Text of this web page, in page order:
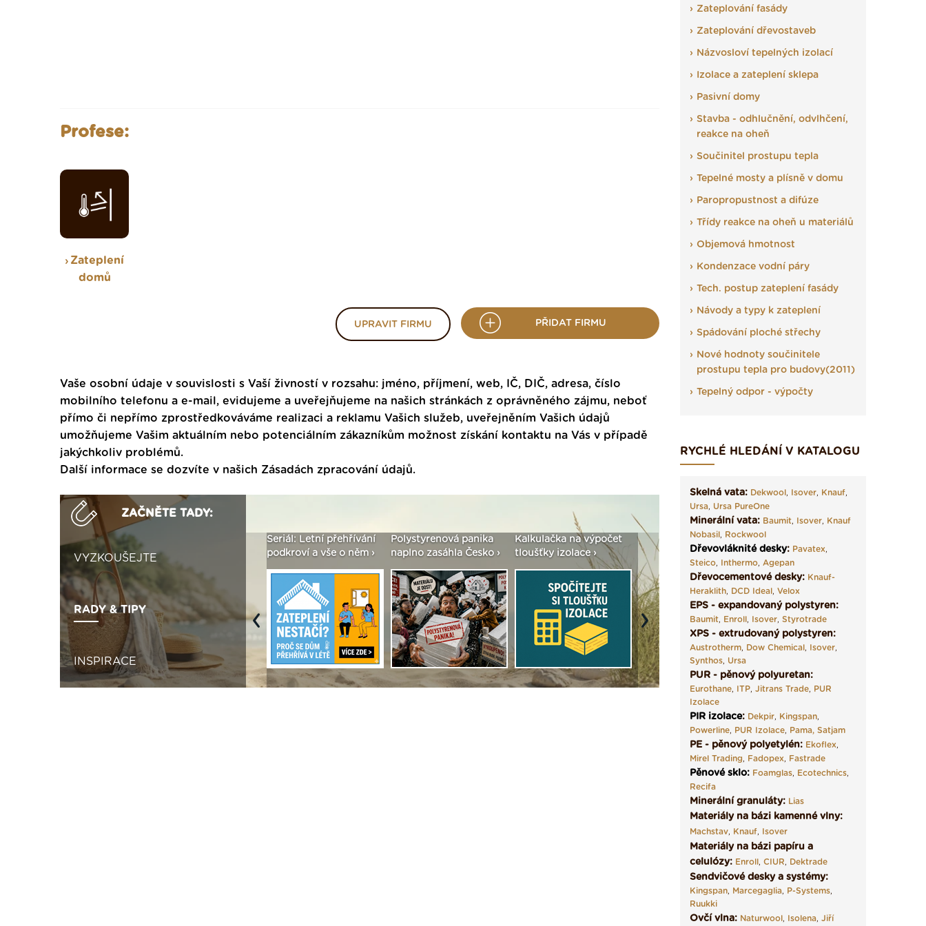
Profese:
Zateplení
domů
UPRAVIT FIRMU PŘIDAT FIRMU
Vaše osobní údaje v souvislosti s Vaší živností v rozsahu: jméno, příjmení, web, IČ, DIČ, adresa, číslo
mobilního telefonu a e-mail, evidujeme a uveřejňujeme na našich stránkách z oprávněného zájmu, neboť
přímo či nepřímo zprostředkováváme realizaci a reklamu Vašich služeb, uveřejněním Vašich údajů
umožňujeme Vašim aktuálním nebo potenciálním zákazníkům možnost získání kontaktu na Vás v případě
jakýchkoliv problémů.
Další informace se dozvíte v našich Zásadách zpracování údajů.
ZAČNĚTE TADY:
VYZKOUŠEJTE
RADY & TIPY
INSPIRACE
Vytvořte si vizualizaci
seženeme! ›
Seriál: Letní přehřívání
podkroví a vše o něm ›
Polystyrenová panika
naplno zasáhla Česko ›
Kalkulačka na výpočet
tloušťky izolace ›
Seriál: Fasády ETICS a
vše podstatné v kostce ›
Vyberte si izolaci a pak
ji tady klidně poptejte ›
Previous Next
Zateplování fasády
Zateplování dřevostaveb
Názvosloví tepelných izolací
Izolace a zateplení sklepa
Pasivní domy
Stavba - odhlučnění, odvlhčení,
reakce na oheň
Součinitel prostupu tepla
Tepelné mosty a plísně v domu
Paropropustnost a difúze
Třídy reakce na oheň u materiálů
Objemová hmotnost
Kondenzace vodní páry
Tech. postup zateplení fasády
Návody a typy k zateplení
Spádování ploché střechy
Nové hodnoty součinitele
prostupu tepla pro budovy(2011)
Tepelný odpor - výpočty
RYCHLÉ HLEDÁNÍ V KATALOGU
Skelná vata: Dekwool, Isover, Knauf,
Ursa, Ursa PureOne
Minerální vata: Baumit, Isover, Knauf
Nobasil, Rockwool
Dřevovláknité desky: Pavatex,
Steico, Inthermo, Agepan
Dřevocementové desky: Knauf-
Heraklith, DCD Ideal, Velox
EPS - expandovaný polystyren:
Baumit, Enroll, Isover, Styrotrade
XPS - extrudovaný polystyren:
Austrotherm, Dow Chemical, Isover,
Synthos, Ursa
PUR - pěnový polyuretan:
Eurothane, ITP, Jitrans Trade, PUR
Izolace
PIR izolace: Dekpir, Kingspan,
Powerline, PUR Izolace, Pama, Satjam
PE - pěnový polyetylén: Ekoflex,
Mirel Trading, Fadopex, Fastrade
Pěnové sklo: Foamglas, Ecotechnics,
Recifa
Minerální granuláty: Lias
Materiály na bázi kamenné vlny:
Machstav, Knauf, Isover
Materiály na bázi papíru a
celulózy: Enroll, CIUR, Dektrade
Sendvičové desky a systémy:
Kingspan, Marcegaglia, P-Systems,
Ruukki
Ovčí vlna: Naturwool, Isolena, Jiří